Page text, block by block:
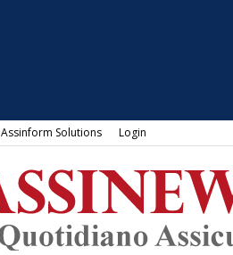
Assinform Solutions Login